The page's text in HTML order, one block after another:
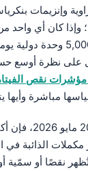
وإنزيمات
كان أي واحد
يبتلع الشخص 5,000
على نظرة أوسع
مؤشرات نقص
اعتبارًا من
مكملات الذائبة
نقصًا أو سمّية